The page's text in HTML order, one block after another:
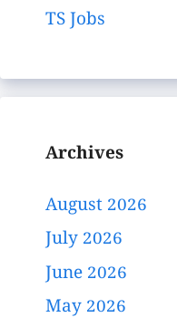
TS Jobs
Archives
August 2026
July 2026
June 2026
May 2026